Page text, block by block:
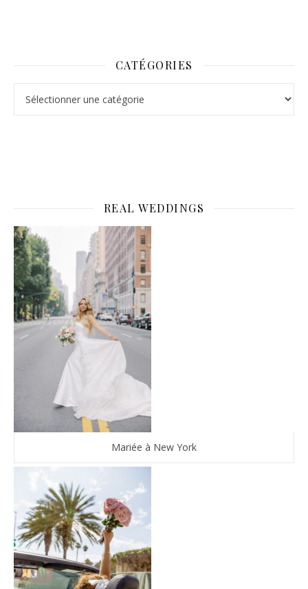
CATÉGORIES
REAL WEDDINGS
Mariée à New York